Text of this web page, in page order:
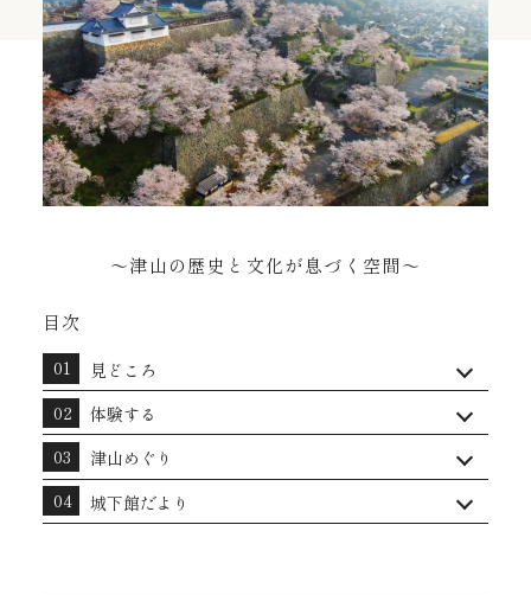
～津山の歴史と文化が息づく空間～
目次
見どころ
体験する
津山めぐり
城下館だより